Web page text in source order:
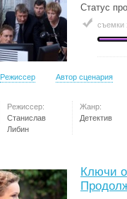
Статус
съемки
Режиссер Автор сценария
Режиссер:
Станислав
Либин
Жанр:
Детектив
Ключи